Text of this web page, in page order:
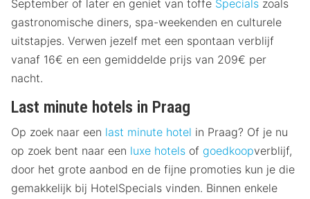
September of later en geniet van toffe Specials zoals
gastronomische diners, spa-weekenden en culturele
uitstapjes. Verwen jezelf met een spontaan verblijf
vanaf 16€ en een gemiddelde prijs van 209€ per
nacht.
Last minute hotels in Praag
Op zoek naar een last minute hotel in Praag? Of je nu
op zoek bent naar een luxe hotels of goedkoopverblijf,
door het grote aanbod en de fijne promoties kun je die
gemakkelijk bij HotelSpecials vinden. Binnen enkele